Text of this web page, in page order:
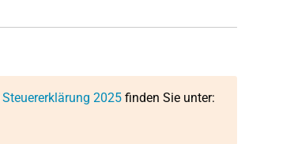
Steuererklärung 2025finden Sie unter: